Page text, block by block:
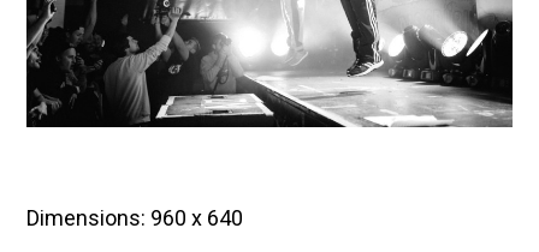
Dimensions: 960 x 640